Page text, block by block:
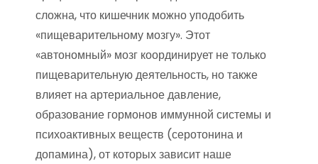
сложна, что кишечник можно уподобить
«пищеварительному мозгу». Этот
«автономный» мозг координирует не только
пищеварительную деятельность, но также
влияет на артериальное давление,
образование гормонов иммунной системы и
психоактивных веществ (серотонина и
допамина), от которых зависит наше